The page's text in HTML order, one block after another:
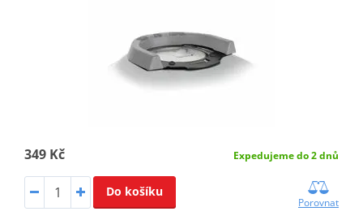
349 Kč Expedujeme do 2 dnů
Do košíku
Porovnat